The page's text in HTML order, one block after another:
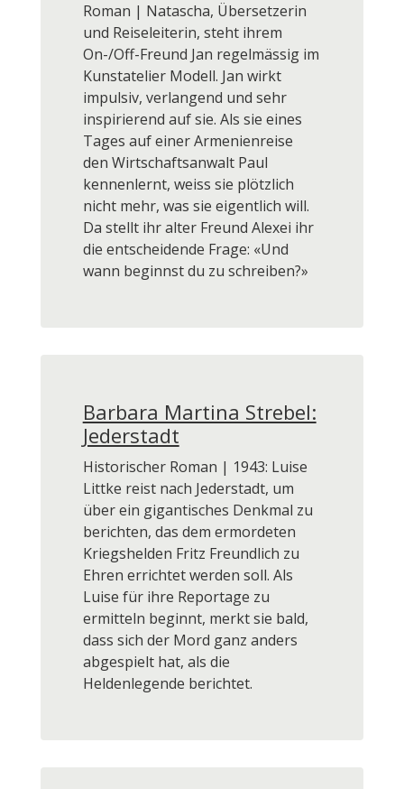
Roman | Natascha, Übersetzerin
und Reiseleiterin, steht ihrem
On-/Off-Freund Jan regelmässig im
Kunstatelier Modell. Jan wirkt
impulsiv, verlangend und sehr
inspirierend auf sie. Als sie eines
Tages auf einer Armenienreise
den Wirtschaftsanwalt Paul
kennenlernt, weiss sie plötzlich
nicht mehr, was sie eigentlich will.
Da stellt ihr alter Freund Alexei ihr
die entscheidende Frage: «Und
wann beginnst du zu schreiben?»
Barbara Martina Strebel:
Jederstadt
Historischer Roman | 1943: Luise
Littke reist nach Jederstadt, um
über ein gigantisches Denkmal zu
berichten, das dem ermordeten
Kriegshelden Fritz Freundlich zu
Ehren errichtet werden soll. Als
Luise für ihre Reportage zu
ermitteln beginnt, merkt sie bald,
dass sich der Mord ganz anders
abgespielt hat, als die
Heldenlegende berichtet.